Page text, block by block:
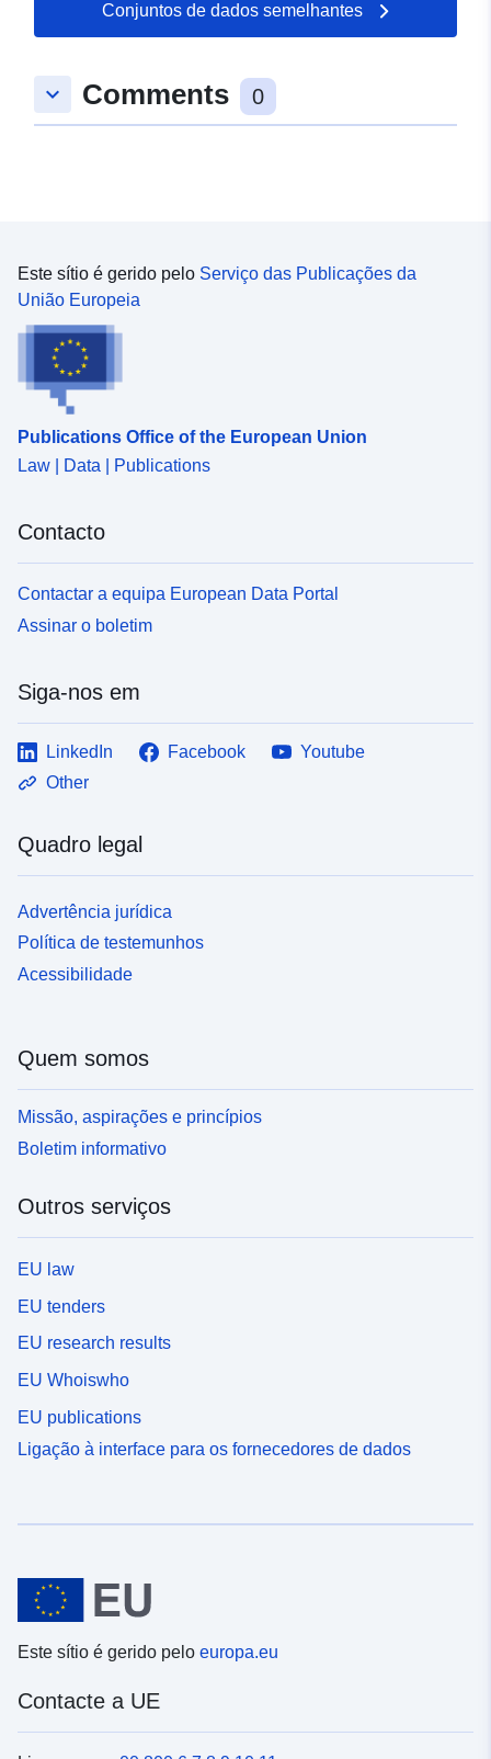
Conjuntos de dados semelhantes
keyboard_arrow_down Comments 0
Este sítio é gerido pelo Serviço das Publicações da
União Europeia
Publications Office of the European Union
Law | Data | Publications
Contacto
Contactar a equipa European Data Portal
Assinar o boletim
Siga-nos em
LinkedIn Facebook
Youtube
Other
Quadro legal
Advertência jurídica
Política de testemunhos
Acessibilidade
Quem somos
Missão, aspirações e princípios
Boletim informativo
Outros serviços
EU law
EU tenders
EU research results
EU Whoiswho
EU publications
Ligação à interface para os fornecedores de dados
Este sítio é gerido pelo europa.eu
Contacte a UE